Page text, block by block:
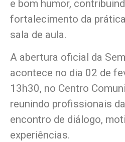
e bom humor,
fortalecimento da
sala de aula.
A abertura oficial da
acontece no dia 02 de
13h30, no Centro
reunindo profissionais
encontro de diálogo,
experiências.